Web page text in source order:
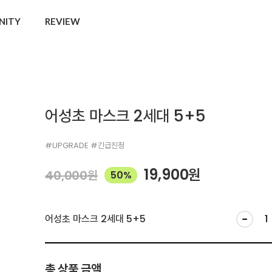
REVIEW
어성초 마스크 2세대 5+5
#UPGRADE #긴급진정
40,000원 50% 19,900원
어성초 마스크 2세대 5+5